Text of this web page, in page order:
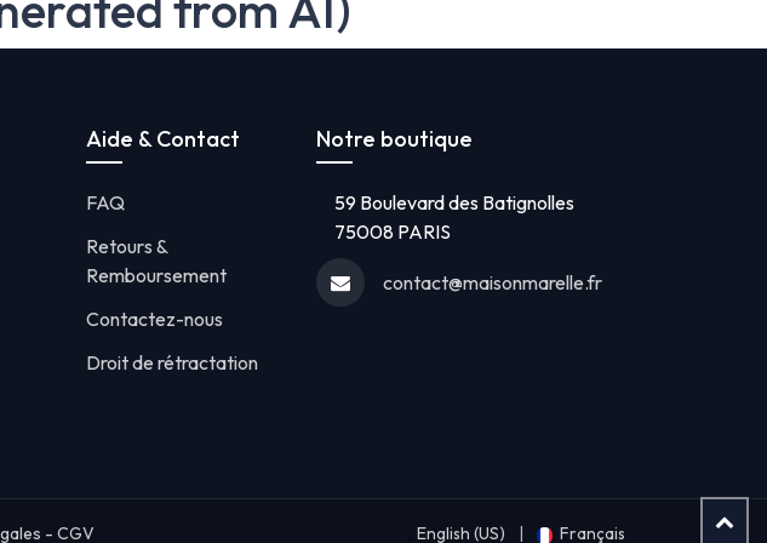
Aide & Contact
FAQ
Retours &
Remboursement
Contactez-nous
Droit de rétractation
Notre boutique
59 Boulevard des Batignolles
75008 PARIS
contact@maisonmarelle.fr
-CGV English (US) | Français